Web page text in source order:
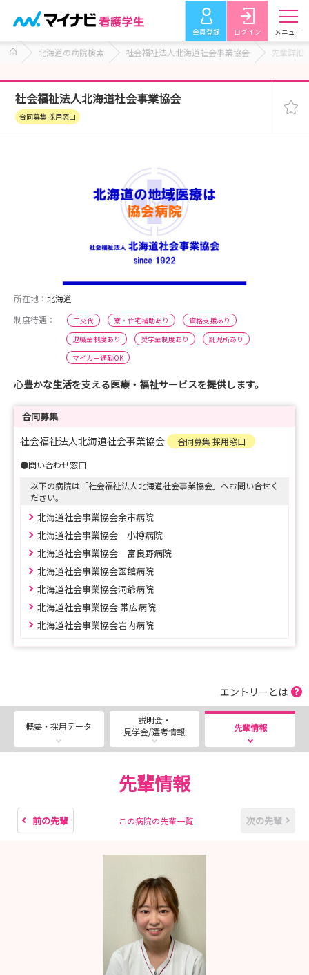
会員登録 ログイン メニュー
北海道の病院検索 社会福祉法人北海道社会事業協会 先輩詳細
社会福祉法人北海道社会事業協会
合同募集 採用窓口
所在地： 北海道
制度待遇：
三交代 寮・住宅補助あり
資格支援あり
退職金制度あり
奨学金制度あり
託児所あり
マイカー通勤OK
心豊かな生活を支える医療・福祉サービスを提供します。
合同募集
社会福祉法人北海道社会事業協会
合同募集 採用窓口
●問い合わせ窓口
以下の病院は「社会福祉法人北海道社会事業協会」へお問い合せく
ださい。
北海道社会事業協会余市病院
北海道社会事業協会 小樽病院
北海道社会事業協会 富良野病院
北海道社会事業協会函館病院
北海道社会事業協会洞爺病院
北海道社会事業協会 帯広病院
北海道社会事業協会岩内病院
エントリーとは
概要・採用データ
説明会・
見学会/選考情報
先輩情報
先輩情報
前の先輩 この病院の先輩一覧 次の先輩